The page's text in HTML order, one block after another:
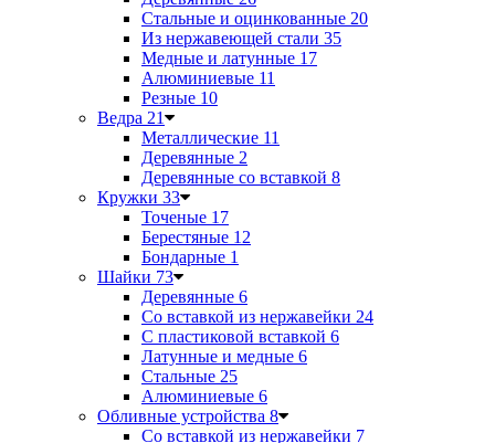
Стальные и оцинкованные 20
Из нержавеющей стали 35
Медные и латунные 17
Алюминиевые 11
Резные 10
Ведра 21
Металлические 11
Деревянные 2
Деревянные со вставкой 8
Кружки 33
Точеные 17
Берестяные 12
Бондарные 1
Шайки 73
Деревянные 6
Со вставкой из нержавейки 24
С пластиковой вставкой 6
Латунные и медные 6
Стальные 25
Алюминиевые 6
Обливные устройства 8
Со вставкой из нержавейки 7